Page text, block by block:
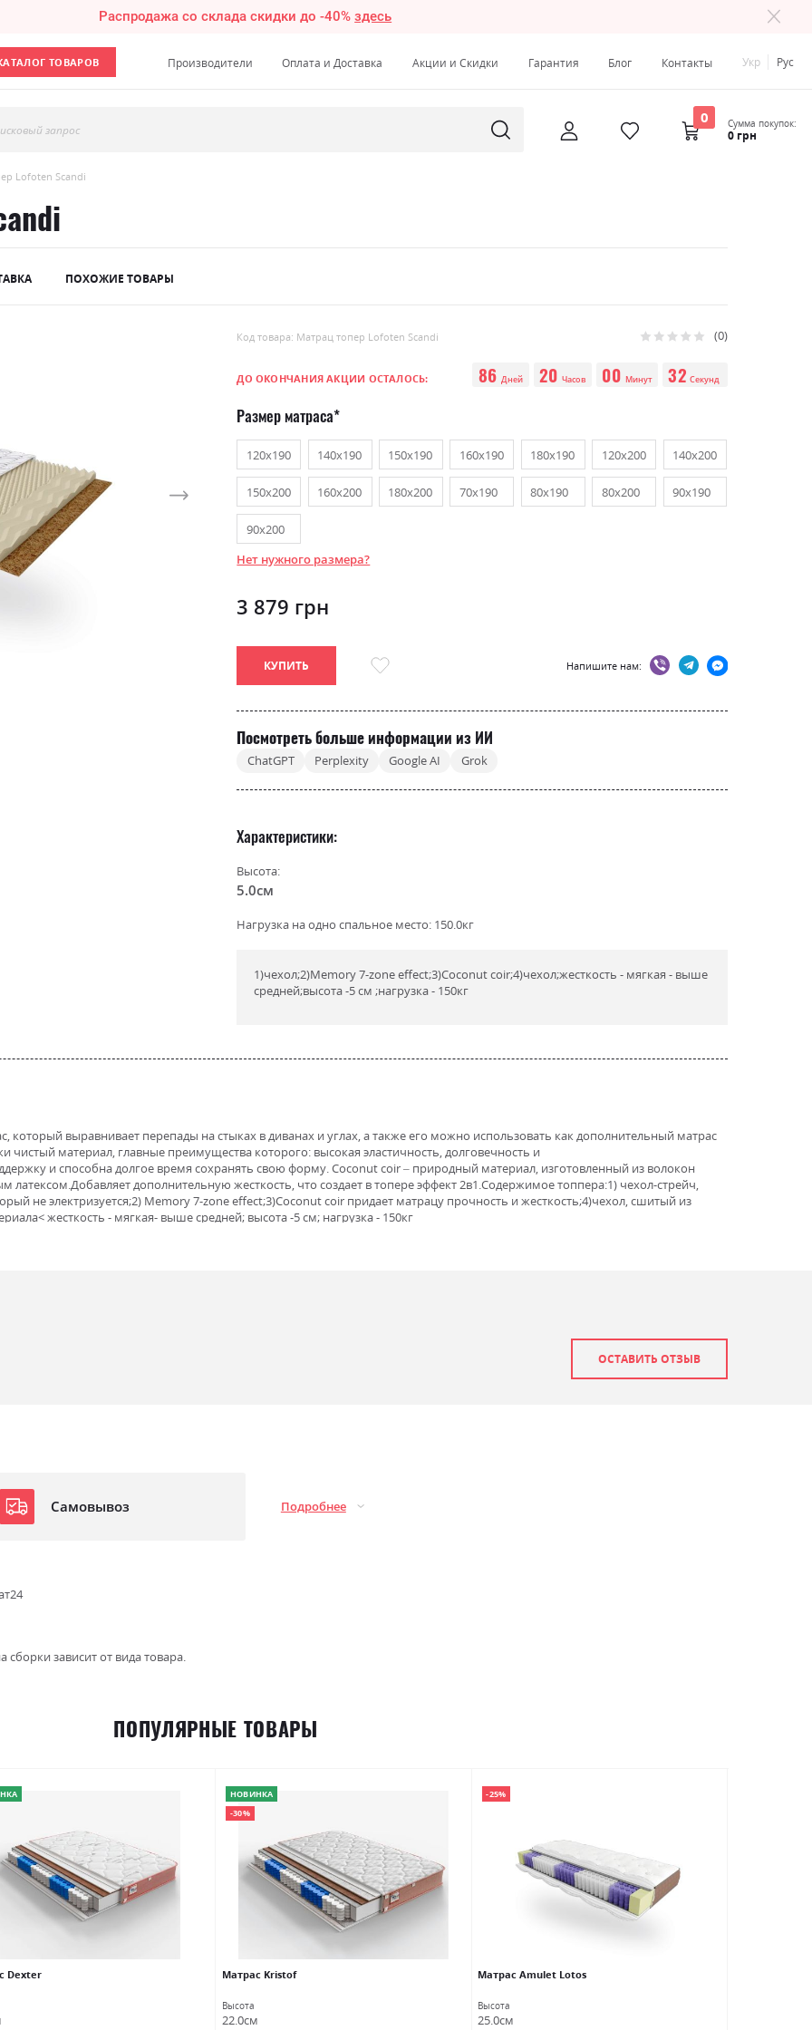
Распродажа со склада скидки до -40%здесь
ТОВАРОВ Производители Оплата и Доставка Акции и Скидки Гарантия Блог Контакты Укр Рус
запрос
0 Сумма покупок:
0 грн
Lofoten Scandi
ПОХОЖИЕ ТОВАРЫ
Код товара: Матрац топер Lofoten Scandi Рейтинг: 0
ДО ОКОНЧАНИЯ АКЦИИ ОСТАЛОСЬ: 86 Дней 20 Часов 00 Минут 31 Секунд
Размер матраса
120х190 140х190 150х190 160х190 180х190 120х200 140х200
150х200 160х200 180х200 70х190 80х190 80х200 90х190
90х200
Нет нужного размера?
3 879 грн
КУПИТЬ Напишите нам:
Посмотреть больше информации из ИИ
ChatGPT Perplexity Google AI Grok
Характеристики
Высота:
5.0см
Нагрузка на одно спальное место: 150.0кг
1)чехол;2)Memory 7-zone effect;3)Coconut coir;4)чехол;жесткость - мягкая - выше
средней;высота -5 см ;нагрузка - 150кг
который выравнивает перепады на стыках в диванах и углах, а также его можно использовать как дополнительный матрас
чистый материал, главные преимущества которого: высокая эластичность, долговечность и
и способна долгое время сохранять свою форму. Coconut coir – природный материал, изготовленный из волокон
дополнительную жесткость, что создает в топере эффект 2в1.Содержимое топпера:1) чехол-стрейч,
не электризуется;2) Memory 7-zone effect;3)Coconut coir придает матрацу прочность и жесткость;4)чехол, сшитый из
жесткость - мягкая- выше средней; высота -5 см; нагрузка - 150кг
ОСТАВИТЬ ОТЗЫВ
Самовывоз Подробнее
зависит от вида товара.
ПОПУЛЯРНЫЕ ТОВАРЫ
Dexter
НОВИНКА
-30%
Матраc Kristof
Высота
22.0см
-25%
Матраc Amulet Lotos
Высота
25.0см